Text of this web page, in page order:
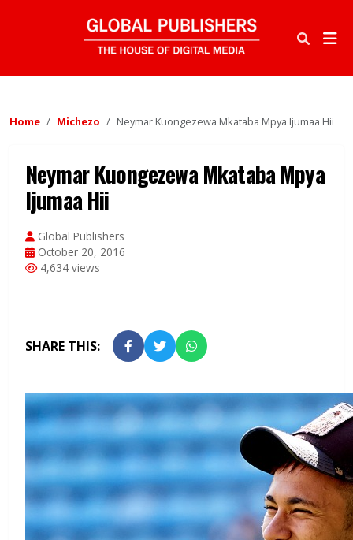
Home Michezo Neymar Kuongezewa Mkataba Mpya Ijumaa Hii
Neymar Kuongezewa Mkataba Mpya
Ijumaa Hii
Global Publishers
October 20, 2016
4,634 views
SHARE THIS: